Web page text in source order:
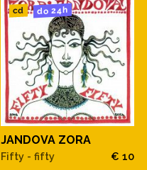
cd do 24h
JANDOVA ZORA
Fifty - fifty € 10